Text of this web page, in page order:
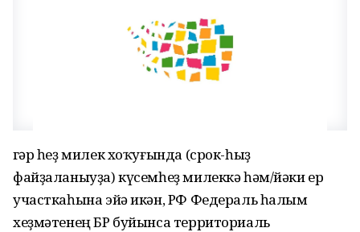
Әгәр һеҙ милек хоҡуғында (срок-һыҙ
файҙаланыуҙа) күсемһеҙ милеккә һәм/йәки ер
участкаһына эйә икән, РФ Федераль һалым
хеҙмәтенең БР буйынса территориаль